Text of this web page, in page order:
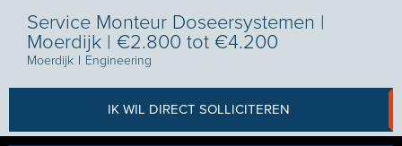
Service Monteur Doseersystemen |
Moerdijk | €2.800 tot €4.200
Moerdijk I Engineering
IK WIL DIRECT SOLLICITEREN